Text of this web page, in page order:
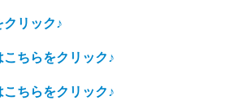
ック♪
らをクリック♪
ちらをクリック♪